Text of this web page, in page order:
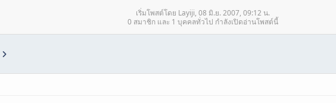
เริ่มโพสต์โดย Layiji, 08 มิ.ย. 2007, 09:12 น.
0 สมาชิก และ 1 บุคคลทั่วไป กำลังเปิดอ่านโพสต์นี้